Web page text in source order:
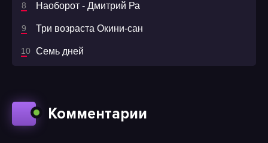
Наоборот - Дмитрий Ра
Три возраста Окини-сан
Семь дней
Комментарии